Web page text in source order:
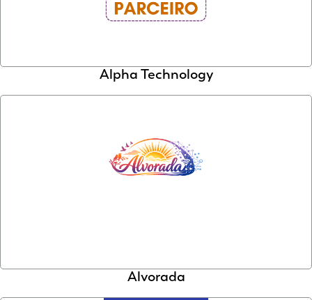
Alpha Technology
Alvorada